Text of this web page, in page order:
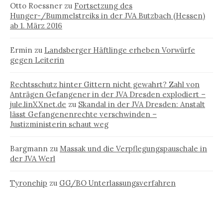
Otto Roessner zu Fortsetzung des
Hunger-/Bummelstreiks in der JVA Butzbach (Hessen)
ab 1. März 2016
Ermin zu Landsberger Häftlinge erheben Vorwürfe
gegen Leiterin
Rechtsschutz hinter Gittern nicht gewahrt? Zahl von
Anträgen Gefangener in der JVA Dresden explodiert –
jule.linXXnet.de zu Skandal in der JVA Dresden: Anstalt
lässt Gefangenenrechte verschwinden –
Justizministerin schaut weg
Bargmann zu Massak und die Verpflegungspauschale in
der JVA Werl
Tyronehip zu GG/BO Unterlassungsverfahren